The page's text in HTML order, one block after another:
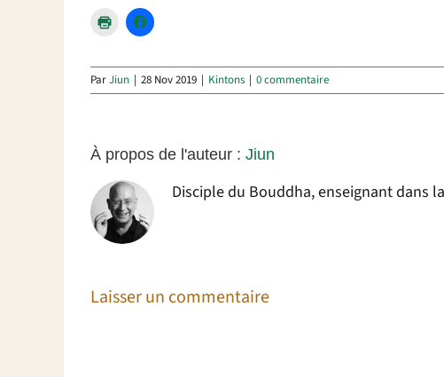
ParJiun | 28 Nov 2019 | Kintons | 0 commentaire
À propos de l'auteur : Jiun
Disciple du Bouddha, enseignant dans
Laisser un commentaire